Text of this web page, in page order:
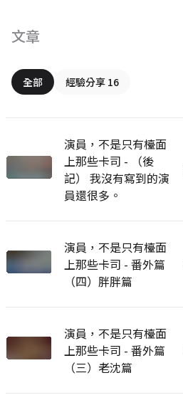
文章
全部 經驗分享 16
演員，不是只有檯面
上那些卡司 - （後
記） 我沒有寫到的演
員還很多。
演員，不是只有檯面
上那些卡司 - 番外篇
（四）胖胖篇
演員，不是只有檯面
上那些卡司 - 番外篇
（三）老沈篇